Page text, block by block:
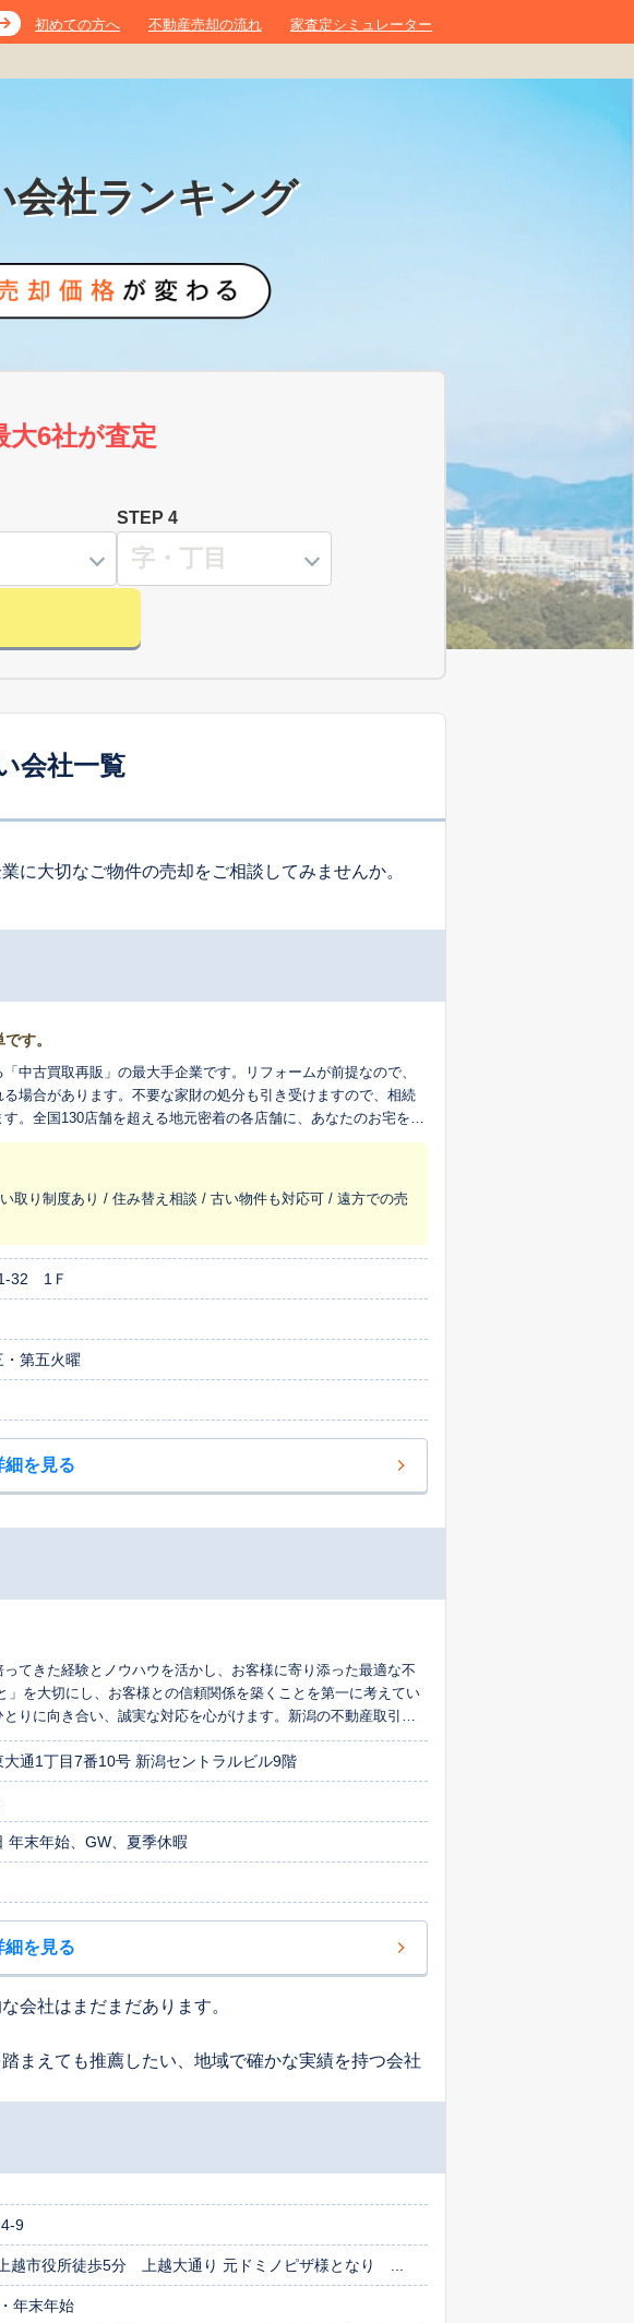
初めての方へ 不動産売却の流れ 家査定シミュレーター
会社ランキング
大6社が査定
STEP 4
会社一覧
に大切なご物件の売却をご相談してみませんか。
す。
中古買取再販」の最大手企業です。リフォームが前提なので、
場合があります。不要な家財の処分も引き受けますので、相続
。全国130店舗を超える地元密着の各店舗に、あなたのお宅を生
。
取り制度あり / 住み替え相談 / 古い物件も対応可 / 遠方での売
32 1Ｆ
第五火曜
細を見る
てきた経験とノウハウを活かし、お客様に寄り添った最適な不
を大切にし、お客様との信頼関係を築くことを第一に考えてい
りに向き合い、誠実な対応を心がけます。新潟の不動産取引は
通1丁目7番10号 新潟セントラルビル9階
年末年始、GW、夏季休暇
細を見る
会社はまだまだあります。
まえても推薦したい、地域で確かな実績を持つ会社
9
越市役所徒歩5分 上越大通り 元ドミノピザ様となり ...
年末年始